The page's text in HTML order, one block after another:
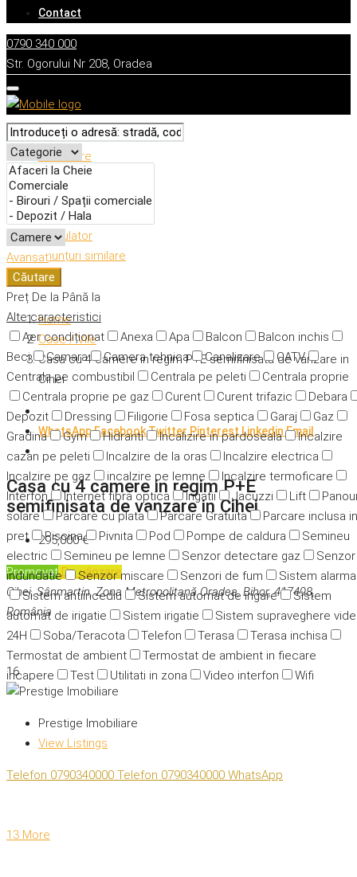
Contact
0790 340 000
Str. Ogorului Nr 208, Oradea
Avansat
Căutare
Preț De la Până la
Alte caracteristici
Aer condiționat
Anexa Apa Balcon
Balcon inchis
Beci
Camara Camera tehnica Canalizare
CATV
Centrala pe combustibil
Centrala pe peleti
Centrala proprie
Centrala proprie pe gaz
Curent Curent trifazic
Debara
Depozit
Dressing Filigorie Fosa septica Garaj
Gaz
Gradina
Gym Hidranti Incalizire in pardoseala
Incalzire
cazan pe peleti
Incalzire de la oras
Incalzire electrica
Incalzire pe gaz
incalzire pe lemne
Incalzire termoficare
Interfon
Internet fibra optica Irigatii Jacuzzi Lift
solare
Parcare cu plata Parcare Gratuita
Parcare inclusa in
pret
Piscina Pivnita Pod Pompe de caldura
Semineu
electric
Semineu pe lemne Senzor detectare gaz
Senzor
indundatie
Senzor miscare Senzori de fum
Sistem alarma
Sistem antiincediu
Sistem automat de irigare
Sistem
automat de irigatie
Sistem irigatie
Sistem supraveghere
24H
Soba/Teracota Telefon Terasa
Terasa inchisa
Termostat de ambient
Termostat de ambient in fiecare
incapere
Test Utilitati in zona Video interfon Wifi
Descriere
Caracteristici
Adresă
Detalii
Calculator
Anunțuri similare
Home
Case / Vile
Casa cu 4 camere in regim P+E semifinisata de vanzare in
Cihei
WhatsAppFacebookTwitter Pinterest LinkedinEmail
Casa cu 4 camere in regim P+E
semifinisata de vanzare in Cihei
295,000 €
PromovatDe vânzare
Cihei, Sânmartin, Zona Metropolitană Oradea, Bihor, 417498,
România
16
Prestige Imobiliare
View Listings
Telefon 0790340000 Telefon 0790340000 WhatsApp
13 More